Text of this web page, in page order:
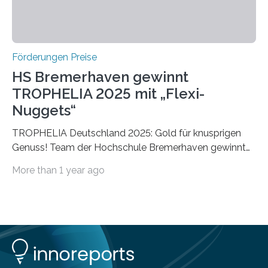
Förderungen Preise
HS Bremerhaven gewinnt
TROPHELIA 2025 mit „Flexi-
Nuggets“
TROPHELIA Deutschland 2025: Gold für knusprigen
Genuss! Team der Hochschule Bremerhaven gewinnt
ECOTROPHELIAMit der Produktidee “Flexi-Nuggets”
Studierende der Lebensmittelwissenschaften und
wurde zum 16. Mal durch den Forschungskreis der
Ernährungsindustrie e. V. (FEI) ausgerichtet. “Flexi-
More than 1 year ago